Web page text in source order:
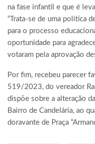
na fase infantil e que é
“Trata-se de uma política
para o processo
oportunidade para
votaram pela aprovação
Por fim, recebeu parecer
519/2023, do vereador
dispõe sobre a alteração
Bairro de Candelária, ao
doravante de Praça